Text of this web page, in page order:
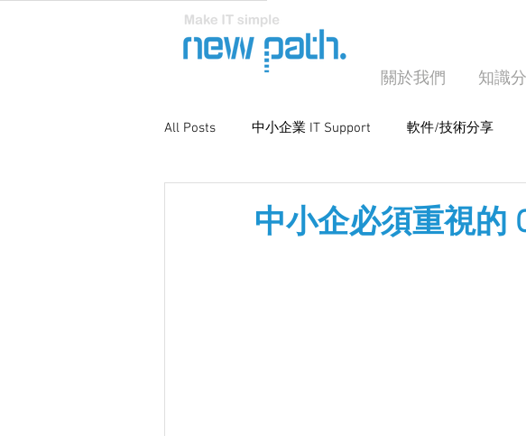
關於我們 知識
All Posts 中小企業 IT Support 軟件/技術分享
中小企必須重視的